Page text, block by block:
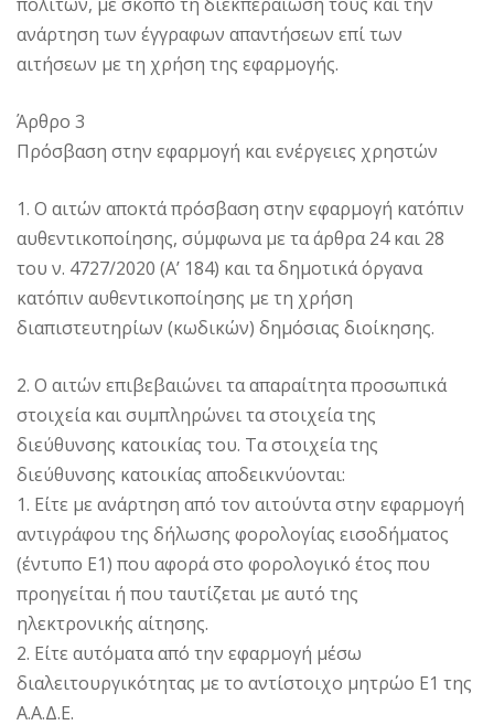
ανάρτηση των έγγραφων απαντήσεων επί των
αιτήσεων με τη χρήση της εφαρμογής.
Άρθρο 3
Πρόσβαση στην εφαρμογή και ενέργειες χρηστών
1. Ο αιτών αποκτά πρόσβαση στην εφαρμογή κατόπιν
αυθεντικοποίησης, σύμφωνα με τα άρθρα 24 και 28
του ν. 4727/2020 (Α’ 184) και τα δημοτικά όργανα
κατόπιν αυθεντικοποίησης με τη χρήση
διαπιστευτηρίων (κωδικών) δημόσιας διοίκησης.
2. Ο αιτών επιβεβαιώνει τα απαραίτητα προσωπικά
στοιχεία και συμπληρώνει τα στοιχεία της
διεύθυνσης κατοικίας του. Τα στοιχεία της
διεύθυνσης κατοικίας αποδεικνύονται:
1. Είτε με ανάρτηση από τον αιτούντα στην εφαρμογή
αντιγράφου της δήλωσης φορολογίας εισοδήματος
(έντυπο Ε1) που αφορά στο φορολογικό έτος που
προηγείται ή που ταυτίζεται με αυτό της
ηλεκτρονικής αίτησης.
2. Είτε αυτόματα από την εφαρμογή μέσω
διαλειτουργικότητας με το αντίστοιχο μητρώο Ε1 της
Α.Α.Δ.Ε.